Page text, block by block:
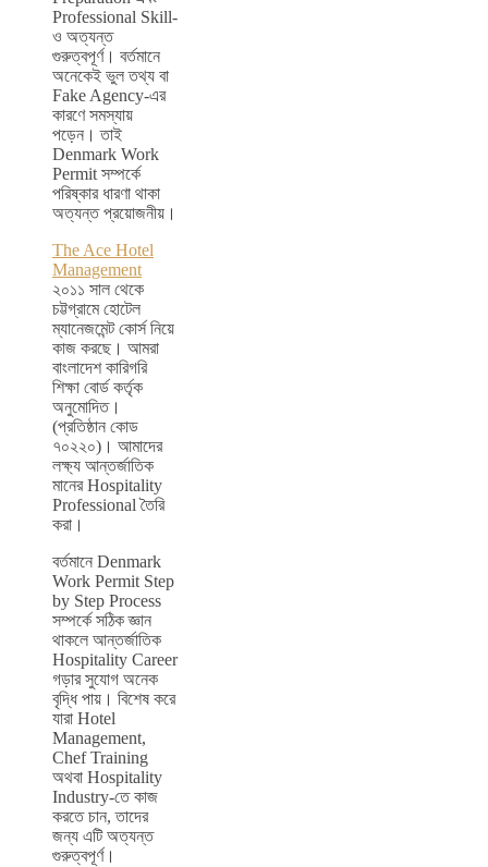
Professional Skill-
ও অত্যন্ত
গুরুত্বপূর্ণ। বর্তমানে
অনেকেই ভুল তথ্য বা
Fake Agency-এর
কারণে সমস্যায়
পড়েন। তাই
Denmark Work
Permit সম্পর্কে
পরিষ্কার ধারণা থাকা
অত্যন্ত প্রয়োজনীয়।
The Ace Hotel
Management
২০১১ সাল থেকে
চট্টগ্রামে হোটেল
ম্যানেজমেন্ট কোর্স নিয়ে
কাজ করছে। আমরা
বাংলাদেশ কারিগরি
শিক্ষা বোর্ড কর্তৃক
অনুমোদিত।
(প্রতিষ্ঠান কোড
৭০২২০)। আমাদের
লক্ষ্য আন্তর্জাতিক
মানের Hospitality
Professional তৈরি
করা।
বর্তমানে Denmark
Work Permit Step
by Step Process
সম্পর্কে সঠিক জ্ঞান
থাকলে আন্তর্জাতিক
Hospitality Career
গড়ার সুযোগ অনেক
বৃদ্ধি পায়। বিশেষ করে
যারা Hotel
Management,
Chef Training
অথবা Hospitality
Industry-তে কাজ
করতে চান, তাদের
জন্য এটি অত্যন্ত
গুরুত্বপূর্ণ।